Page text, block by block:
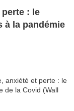
: le
à la pandémie